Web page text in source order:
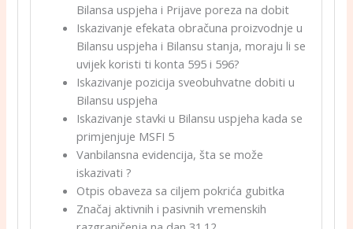
Bilansa uspjeha i Prijave poreza na dobit
Iskazivanje efekata obračuna proizvodnje u
Bilansu uspjeha i Bilansu stanja, moraju li se
uvijek koristi ti konta 595 i 596?
Iskazivanje pozicija sveobuhvatne dobiti u
Bilansu uspjeha
Iskazivanje stavki u Bilansu uspjeha kada se
primjenjuje MSFI 5
Vanbilansna evidencija, šta se može
iskazivati ?
Otpis obaveza sa ciljem pokrića gubitka
Značaj aktivnih i pasivnih vremenskih